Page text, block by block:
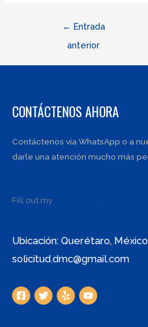
Navegación
← Entrada
anterior
CONTÁCTENOS AHORA
Contáctenos vía WhatsApp o a
darle una atención mucho más
Fill out my
Ubicación: Querétaro,
solicitud.dmc@gmail.com